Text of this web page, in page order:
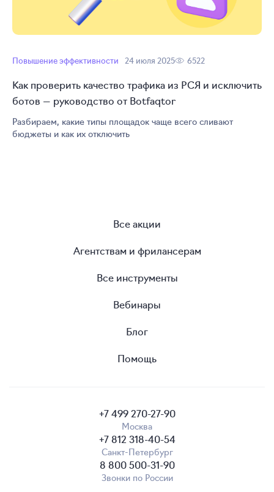
Повышение эффективности 24 июля 2025 6522
Как проверить качество трафика из РСЯ и исключить
ботов — руководство от Botfaqtor
Разбираем, какие типы площадок чаще всего сливают
бюджеты и как их отключить
Все акции
Агентствам и фрилансерам
Все инструменты
Вебинары
Блог
Помощь
+7 499 270-27-90
Москва
+7 812 318-40-54
Санкт-Петербург
8 800 500-31-90
Звонки по России